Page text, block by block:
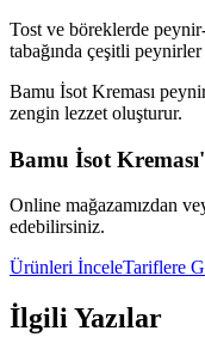
Tost ve böreklerde
tabağında çeşitli
Bamu İsot Kreması
zengin lezzet oluşturur.
Bamu İsot
Online mağazamızdan
edebilirsiniz.
Ürünleri İnceleTariflere
İlgili Yazılar